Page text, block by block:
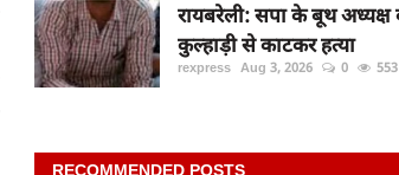
रायबरेली: सपा के बूथ अध्यक्ष
कुल्हाड़ी से काटकर हत्या
rexpress Aug 3, 2026 0 553
RECOMMENDED POSTS